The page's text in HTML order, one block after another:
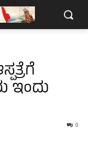
ಇಂದು
0